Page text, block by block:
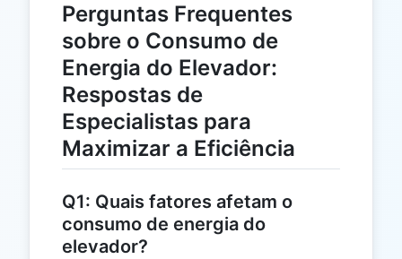
\text{kWh/ano}
Perguntas Frequentes
sobre o Consumo de
Energia do Elevador:
Respostas de
Especialistas para
Maximizar a Eficiência
Q1: Quais fatores afetam o
consumo de energia do
elevador?